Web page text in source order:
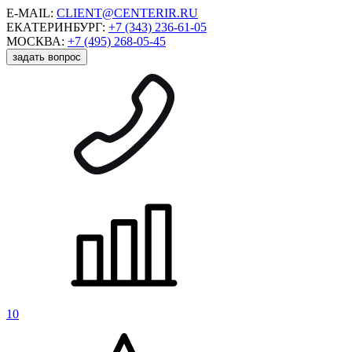
E-MAIL: CLIENT@CENTERIR.RU
ЕКАТЕРИНБУРГ: +7 (343) 236-61-05
МОСКВА: +7 (495) 268-05-45
задать вопрос
10